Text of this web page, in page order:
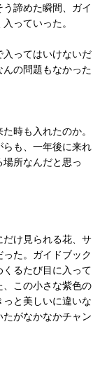
諦めた瞬間、ガイ
っていった。
ってはいけないだ
の問題もなかった
時も入れたのか。
らも、一年後に来れ
所なんだと思っ
け見られる花、サ
た。ガイドブック
るたび目に入って
この小さな紫色の
と美しいに違いな
がなかなかチャン